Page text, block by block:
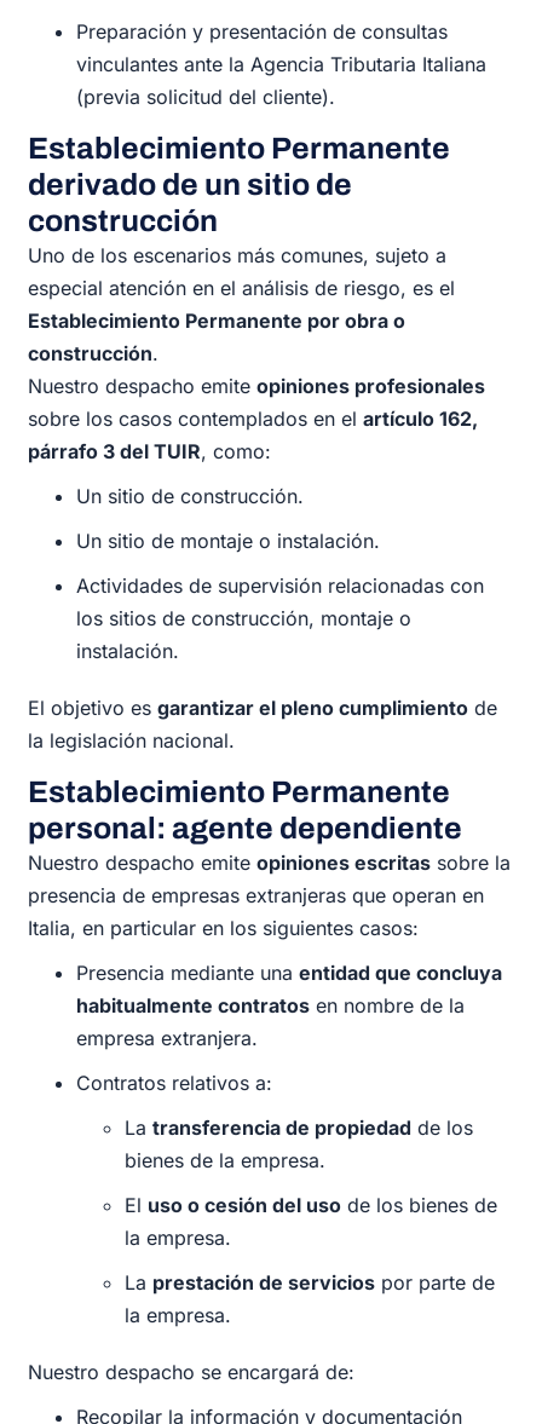
Preparación y presentación de consultas
vinculantes ante la Agencia Tributaria Italiana
(previa solicitud del cliente).
Establecimiento Permanente
derivado de un sitio de
construcción
Uno de los escenarios más comunes, sujeto a
especial atención en el análisis de riesgo, es el
Establecimiento Permanente por obra o
construcción.
Nuestro despacho emiteopiniones profesionales
sobre los casos contemplados en elartículo 162,
párrafo 3 del TUIR, como:
Un sitio de construcción.
Un sitio de montaje o instalación.
Actividades de supervisión relacionadas con
los sitios de construcción, montaje o
instalación.
El objetivo esgarantizar el pleno cumplimiento de
la legislación nacional.
Establecimiento Permanente
personal: agente dependiente
Nuestro despacho emiteopiniones escritas sobre la
presencia de empresas extranjeras que operan en
Italia, en particular en los siguientes casos:
Presencia mediante unaentidad que concluya
habitualmente contratos en nombre de la
empresa extranjera.
Contratos relativos a:
Latransferencia de propiedad de los
bienes de la empresa.
El uso o cesión del uso de los bienes de
la empresa.
La prestación de servicios por parte de
la empresa.
Nuestro despacho se encargará de:
Recopilar la información y documentación